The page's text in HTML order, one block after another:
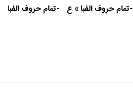
-تمام حروف الفبا » ع -تمام حروف الفبا